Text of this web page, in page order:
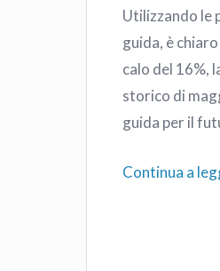
Utilizzando le
guida, è
calo del 16%,
storico di
guida per il
Continua a